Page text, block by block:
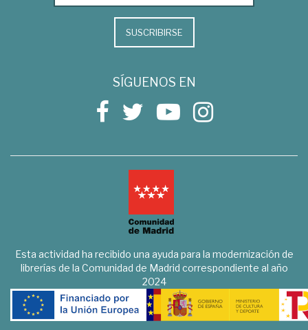
SUSCRIBIRSE
SÍGUENOS EN
Esta actividad ha recibido una ayuda para la modernización de
librerías de la Comunidad de Madrid correspondiente al año
2024